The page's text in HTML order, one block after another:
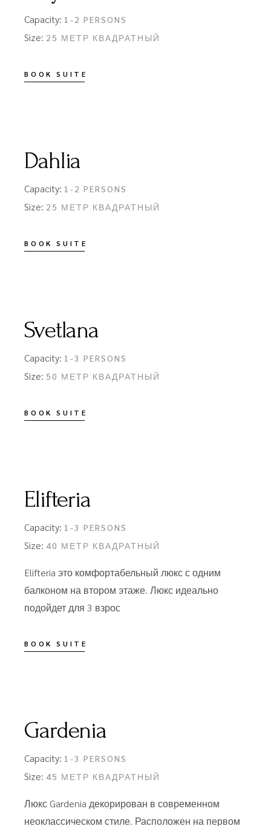
Capacity: 1-2 PERSONS
Size: 25 МЕТР КВАДРАТНЫЙ
BOOK SUITE
Dahlia
Capacity: 1-2 PERSONS
Size: 25 МЕТР КВАДРАТНЫЙ
BOOK SUITE
Svetlana
Capacity: 1-3 PERSONS
Size: 50 МЕТР КВАДРАТНЫЙ
BOOK SUITE
Elifteria
Capacity: 1-3 PERSONS
Size: 40 МЕТР КВАДРАТНЫЙ
Elifteria это комфортабельный люкс с одним
балконом на втором этаже. Люкс идеально
подойдет для 3 взрос
BOOK SUITE
Gardenia
Capacity: 1-3 PERSONS
Size: 45 МЕТР КВАДРАТНЫЙ
Люкс Gardenia декорирован в современном
неоклассическом стиле. Расположен на первом